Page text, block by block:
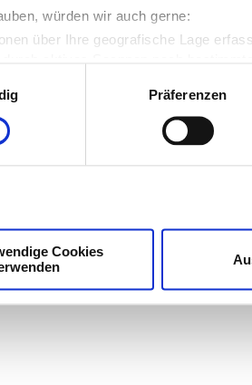
würden wir auch gerne:
über Ihre geografische Lage
durch aktives Scannen nach
um Inhalte und Anzeigen zu
Website zu analysieren.
haben.
Präferenzen
Cookies